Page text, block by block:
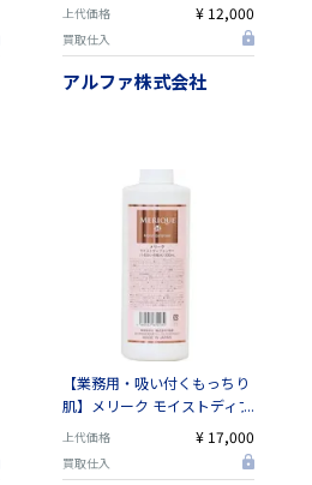
500g｜還元水素水ベース・植
物幹細胞エキス配合の美容液
仕立て
上代価格 ¥ 12,000
買取仕入
アルファ株式会社
【業務用・吸い付くもっちり
肌】メリーク モイストディフ
ェンサー 300mL｜高保湿化
粧水・ダメージケア・潤いの
通り道を作る
上代価格 ¥ 17,000
買取仕入